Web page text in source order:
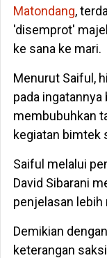
Matondang,
'disemprot'
ke sana ke mari.
Menurut Saiful,
pada
membubuhkan
kegiatan bimtek
Saiful melalui
David Sibarani
penjelasan lebih
Demikian
keterangan